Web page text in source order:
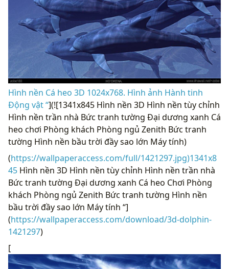
Hình nền Cá heo 3D 1024x768. Hình ảnh Hành tinh
Động vật “](![1341x845 Hình nền 3D Hình nền tùy chỉnh
Hình nền trần nhà Bức tranh tường Đại dương xanh Cá
heo chơi Phòng khách Phòng ngủ Zenith Bức tranh
tường Hình nền bầu trời đầy sao lớn Máy tính)
(https://wallpaperaccess.com/full/1421297.jpg)1341x8
45 Hình nền 3D Hình nền tùy chỉnh Hình nền trần nhà
Bức tranh tường Đại dương xanh Cá heo Chơi Phòng
khách Phòng ngủ Zenith Bức tranh tường Hình nền
bầu trời đầy sao lớn Máy tính “]
(https://wallpaperaccess.com/download/3d-dolphin-
1421297)
[